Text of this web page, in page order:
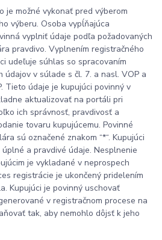
je možné vykonať pred výberom
výberu. Osoba vypĺňajúca
vyplniť údaje podľa požadovaných
pravdivo. Vyplnením registračného
udeľuje súhlas so spracovaním
údajov v súlade s čl. 7. a nasl. VOP a
Tieto údaje je kupujúci povinný v
aktualizovať na portáli pri
ich správnosť, pravdivosť a
tovaru kupujúcemu. Povinné
sú označené znakom “*“. Kupujúci
a pravdivé údaje. Nesplnenie
je vykladané v neprospech
registrácie je ukončený pridelením
Kupujúci je povinný uschovať
v registračnom procese na
tak, aby nemohlo dôjsť k jeho